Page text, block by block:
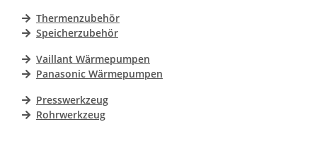
Thermenzubehör
Speicherzubehör
Vaillant Wärmepumpen
Panasonic Wärmepumpen
Presswerkzeug
Rohrwerkzeug